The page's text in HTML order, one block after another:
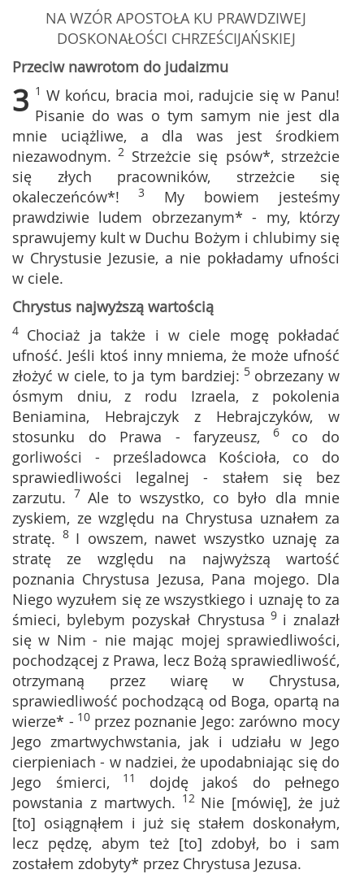
NA WZÓR APOSTOŁA KU PRAWDZIWEJ
DOSKONAŁOŚCI CHRZEŚCIJAŃSKIEJ
Przeciw nawrotom do judaizmu
3 1 W końcu, bracia moi, radujcie się w Panu!
Pisanie do was o tym samym nie jest dla
mnie uciążliwe, a dla was jest środkiem
niezawodnym. 2 Strzeżcie się psów*, strzeżcie
się złych pracowników, strzeżcie się
okaleczeńców*! 3 My bowiem jesteśmy
prawdziwie ludem obrzezanym* - my, którzy
sprawujemy kult w Duchu Bożym i chlubimy się
w Chrystusie Jezusie, a nie pokładamy ufności
w ciele.
Chrystus najwyższą wartością
4 Chociaż ja także i w ciele mogę pokładać
ufność. Jeśli ktoś inny mniema, że może ufność
złożyć w ciele, to ja tym bardziej: 5 obrzezany w
ósmym dniu, z rodu Izraela, z pokolenia
Beniamina, Hebrajczyk z Hebrajczyków, w
stosunku do Prawa - faryzeusz, 6 co do
gorliwości - prześladowca Kościoła, co do
sprawiedliwości legalnej - stałem się bez
zarzutu. 7 Ale to wszystko, co było dla mnie
zyskiem, ze względu na Chrystusa uznałem za
stratę. 8 I owszem, nawet wszystko uznaję za
stratę ze względu na najwyższą wartość
poznania Chrystusa Jezusa, Pana mojego. Dla
Niego wyzułem się ze wszystkiego i uznaję to za
śmieci, bylebym pozyskał Chrystusa 9 i znalazł
się w Nim - nie mając mojej sprawiedliwości,
pochodzącej z Prawa, lecz Bożą sprawiedliwość,
otrzymaną przez wiarę w Chrystusa,
sprawiedliwość pochodzącą od Boga, opartą na
wierze* - 10 przez poznanie Jego: zarówno mocy
Jego zmartwychwstania, jak i udziału w Jego
cierpieniach - w nadziei, że upodabniając się do
Jego śmierci, 11 dojdę jakoś do pełnego
powstania z martwych. 12 Nie [mówię], że już
[to] osiągnąłem i już się stałem doskonałym,
lecz pędzę, abym też [to] zdobył, bo i sam
zostałem zdobyty* przez Chrystusa Jezusa.